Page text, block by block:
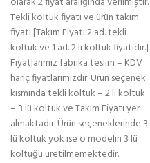
Tekli koltuk fiyatı ve ürün takım
fiyatı [Takım Fiyatı 2 ad. tekli
koltuk ve 1 ad. 2 li koltuk fiyatıdır.]
Fiyatlarımız fabrika teslim – KDV
hariç fiyatlarımızdır. Ürün seçenek
kısmında tekli koltuk – 2 li koltuk
– 3 lü koltuk ve Takım Fiyatı yer
almaktadır. Ürün seçeneklerinde 3
lü koltuk yok ise o modelin 3 lü
koltuğu üretilmemektedir.